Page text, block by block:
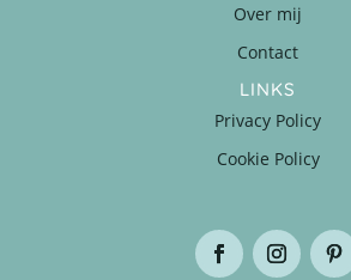
Over mij
Contact
LINKS
Privacy Policy
Cookie Policy